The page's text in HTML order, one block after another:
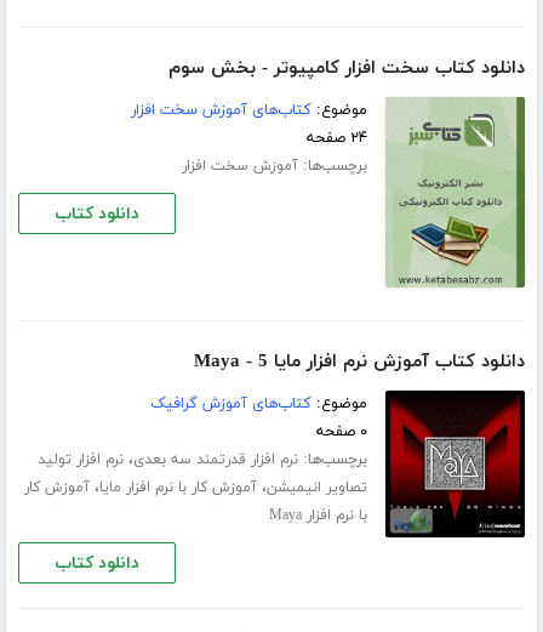
دانلود کتاب سخت افزار کامپیوتر - بخش سوم
موضوع:کتاب‌های آموزش سخت افزار
۲۴ صفحه
برچسب‌ها:آموزش سخت افزار
دانلود کتاب
دانلود کتاب آموزش نرم افزار مایا 5 - Maya
موضوع:کتاب‌های آموزش گرافیک
۰ صفحه
برچسب‌ها:نرم افزار قدرتمند سه بعدی،نرم افزار تولید
تصاویر انیمیشن،آموزش کار با نرم افزار مایا،آموزش کار
با نرم افزار Maya
دانلود کتاب